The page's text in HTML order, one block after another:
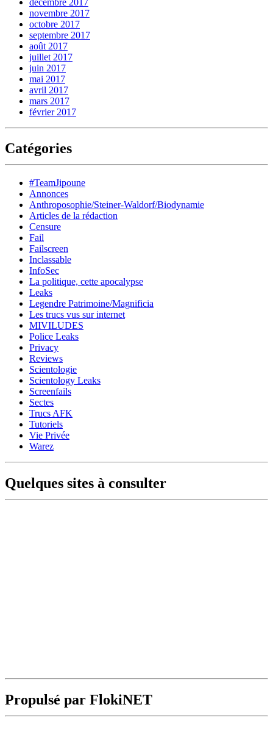
novembre 2017
octobre 2017
septembre 2017
août 2017
juillet 2017
juin 2017
mai 2017
avril 2017
mars 2017
février 2017
Catégories
#TeamJipoune
Annonces
Anthroposophie/Steiner-Waldorf/Biodynamie
Articles de la rédaction
Censure
Fail
Failscreen
Inclassable
InfoSec
La politique, cette apocalypse
Leaks
Legendre Patrimoine/Magnificia
Les trucs vus sur internet
MIVILUDES
Police Leaks
Privacy
Reviews
Scientologie
Scientology Leaks
Screenfails
Sectes
Trucs AFK
Tutoriels
Vie Privée
Warez
Quelques sites à consulter
Propulsé par FlokiNET